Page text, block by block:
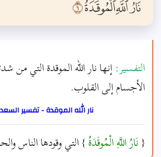
التفسير: إنها نار الله الموقدة التي من
الأجسام إلى القلوب.
نار الله الموقدة - تفسير
{نَارُ اللَّهِ الْمُوقَدَةُ} التي وقودها الناس